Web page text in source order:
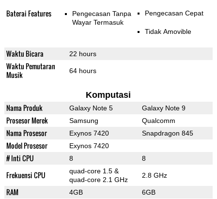
Baterai Features
Pengecasan Tanpa
Wayar Termasuk
Pengecasan Cepat
Tidak Amovible
Waktu Bicara 22 hours
Waktu Pemutaran
Musik
64 hours
Komputasi
Nama Produk Galaxy Note 5 Galaxy Note 9
Prosesor Merek Samsung Qualcomm
Nama Prosesor Exynos 7420 Snapdragon 845
Model Prosesor Exynos 7420
# Inti CPU 8 8
Frekuensi CPU
quad-core 1.5 &
quad-core 2.1 GHz
2.8 GHz
RAM 4GB 6GB